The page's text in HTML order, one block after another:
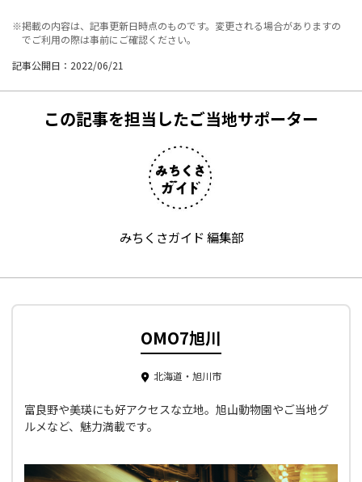
※掲載の内容は、記事更新日時点のものです。変更される場合がありますの
でご利用の際は事前にご確認ください。
記事公開日：2022/06/21
この記事を担当したご当地サポーター
みちくさガイド 編集部
OMO7旭川
北海道・旭川市
富良野や美瑛にも好アクセスな立地。旭山動物園やご当地グ
ルメなど、魅力満載です。